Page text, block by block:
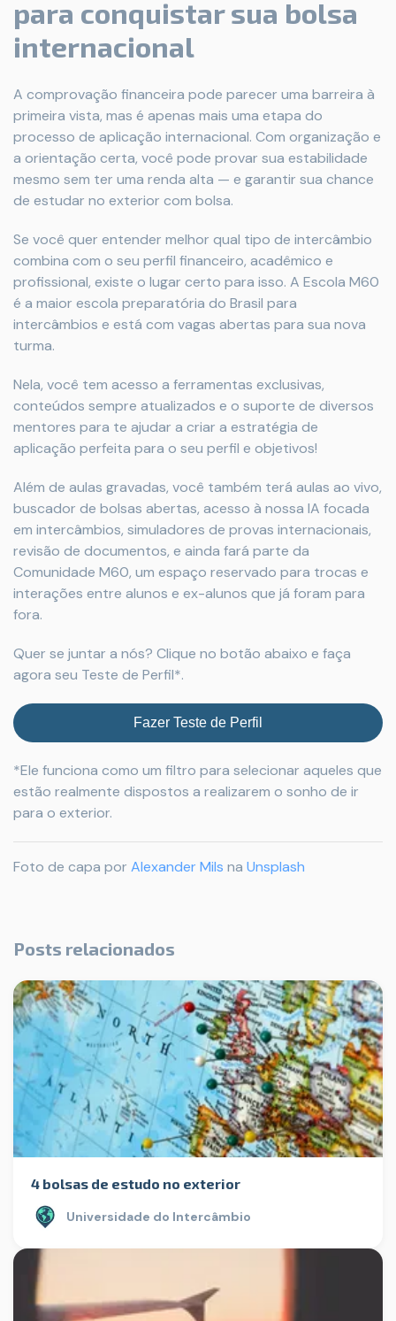
para conquistar sua bolsa
internacional
A comprovação financeira pode parecer uma barreira à
primeira vista, mas é apenas mais uma etapa do
processo de aplicação internacional. Com organização e
a orientação certa, você pode provar sua estabilidade
mesmo sem ter uma renda alta — e garantir sua chance
de estudar no exterior com bolsa.
Se você quer entender melhor qual tipo de intercâmbio
combina com o seu perfil financeiro, acadêmico e
profissional, existe o lugar certo para isso. A Escola M60
é a maior escola preparatória do Brasil para
intercâmbios e está com vagas abertas para sua nova
turma.
Nela, você tem acesso a ferramentas exclusivas,
conteúdos sempre atualizados e o suporte de diversos
mentores para te ajudar a criar a estratégia de
aplicação perfeita para o seu perfil e objetivos!
Além de aulas gravadas, você também terá aulas ao vivo,
buscador de bolsas abertas, acesso à nossa IA focada
em intercâmbios, simuladores de provas internacionais,
revisão de documentos, e ainda fará parte da
Comunidade M60, um espaço reservado para trocas e
interações entre alunos e ex-alunos que já foram para
fora.
Quer se juntar a nós? Clique no botão abaixo e faça
agora seu Teste de Perfil*.‌
Fazer Teste de Perfil
*Ele funciona como um filtro para selecionar aqueles que
estão realmente dispostos a realizarem o sonho de ir
para o exterior.
Foto de capa por Alexander Mils na Unsplash
Posts relacionados
4 bolsas de estudo no exterior
Universidade do Intercâmbio